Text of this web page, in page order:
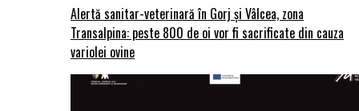
Alertă sanitar-veterinară în Gorj și Vâlcea, zona
Transalpina: peste 800 de oi vor fi sacrificate din cauza
variolei ovine